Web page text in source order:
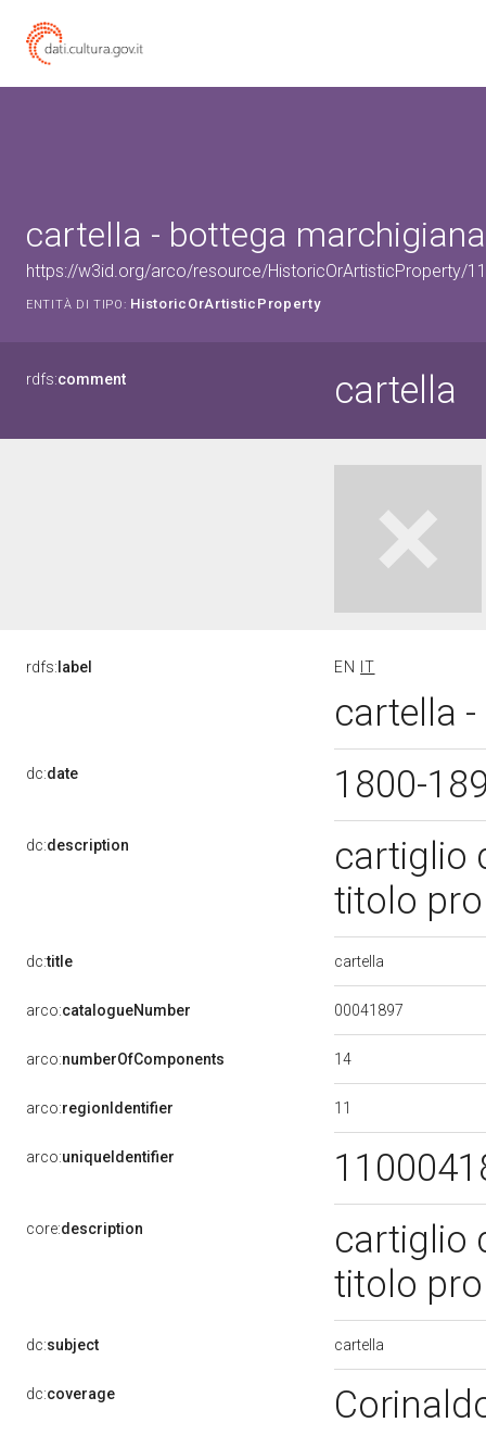
cartella - bottega
https://w3id.org/arco/resource/HistoricOrArtisticProperty/
ENTITÀ DI TIPO: HistoricOrArtisticProperty
rdfs:comment cartella
rdfs: label EN IT
cartella
dc:date 1800-
dc:description
cartiglio
titolo
dc:title cartella
arco:catalogueNumber 00041897
arco:numberOfComponents 14
arco:regionIdentifier 11
arco:uniqueIdentifier
core:description
cartiglio
titolo
dc:subject cartella
dc:coverage